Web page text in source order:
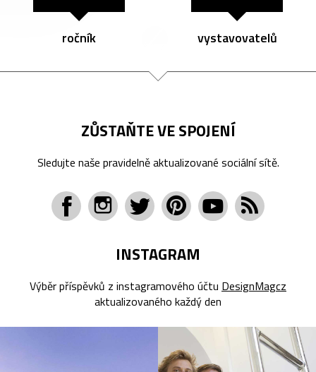
ročník vystavovatelů
ZŮSTAŇTE VE SPOJENÍ
Sledujte naše pravidelně aktualizované sociální sítě.
INSTAGRAM
Výběr příspěvků z instagramového účtu DesignMagcz
aktualizovaného každý den